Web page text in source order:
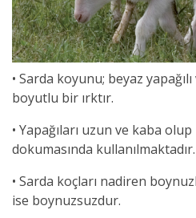
• Sarda koyunu; beyaz
boyutlu bir ırktır.
• Yapağıları uzun ve kaba
dokumasında kullanılmaktadır.
• Sarda koçları nadiren
ise boynuzsuzdur.